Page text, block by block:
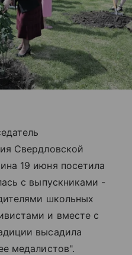
Свердловской
19 июня посетила
с выпускниками -
школьных
и вместе с
высадила
медалистов".